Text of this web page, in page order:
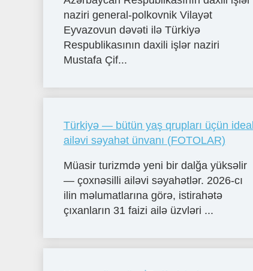
naziri general-polkovnik Vilayət
Eyvazovun dəvəti ilə Türkiyə
Respublikasının daxili işlər naziri
Mustafa Çif...
Türkiyə — bütün yaş qrupları üçün ideal
ailəvi səyahət ünvanı (FOTOLAR)
Müasir turizmdə yeni bir dalğa yüksəlir
— çoxnəsilli ailəvi səyahətlər. 2026-cı
ilin məlumatlarına görə, istirahətə
çıxanların 31 faizi ailə üzvləri ...